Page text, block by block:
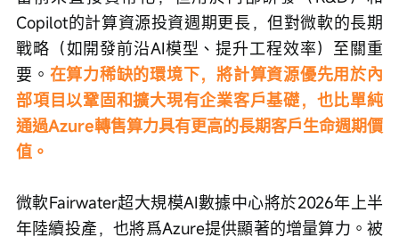
Copilot的計算資源投資週期更長，但對微軟的長期
戰略（如開發前沿AI模型、提升工程效率）至關重
要。 在算力稀缺的環境下，將計算資源優先用於內
部項目以鞏固和擴大現有企業客戶基礎，也比單純
通過Azure轉售算力具有更高的長期客戶生命週期價
值。
微軟Fairwater超大規模AI數據中心將於2026年上半
年陸續投產，也將爲Azure提供顯著的增量算力。被